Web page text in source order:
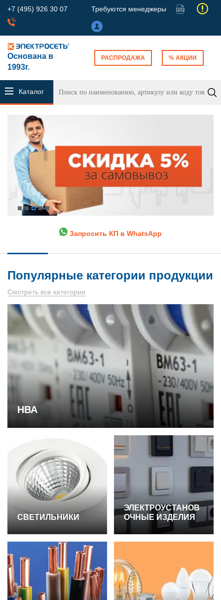
+7 (495) 926 30 07 Требуются менеджеры
Основана в
1993г.
РАСПРОДАЖА % АКЦИИ
Каталог
продукции
Запросить КП в WhatsApp
Популярные категории продукции
Смотреть все категории
НВА
СВЕТИЛЬНИКИ
ЭЛЕКТРОУСТАНОВ
ОЧНЫЕ ИЗДЕЛИЯ